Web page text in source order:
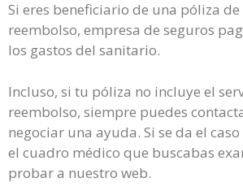
Si eres beneficiario de una póliza
reembolso, empresa de seguros
los gastos del sanitario.
Incluso, si tu póliza no incluye el
reembolso, siempre puedes
negociar una ayuda. Si se da el
el cuadro médico que buscabas
probar a nuestro web.